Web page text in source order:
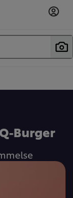
Burger